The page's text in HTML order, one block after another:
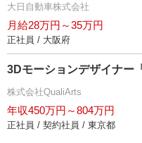
大日自動車株式会社
月給28万円～35万円
正社員 / 大阪府
3Dモーションデザイナー
株式会社QualiArts
年収450万円～804万円
正社員 / 契約社員 / 東京都